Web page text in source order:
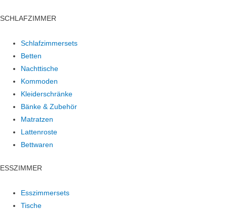
SCHLAFZIMMER
Schlafzimmersets
Betten
Nachttische
Kommoden
Kleiderschränke
Bänke & Zubehör
Matratzen
Lattenroste
Bettwaren
ESSZIMMER
Esszimmersets
Tische